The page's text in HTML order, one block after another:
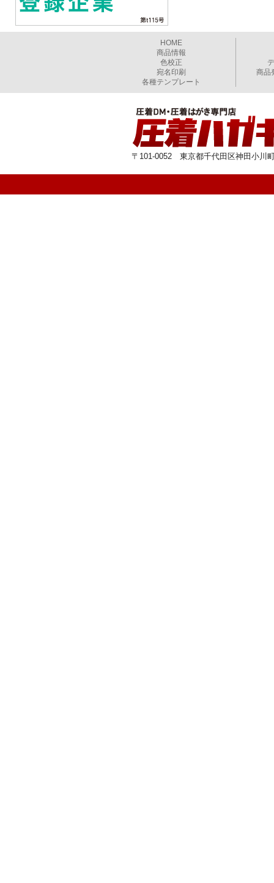
HOME
商品情報
色校正
宛名印刷
各種テンプレート
商品
〒101-0052 東京都千代田区神田小川